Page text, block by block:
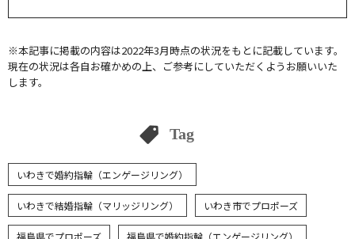
※本記事に掲載の内容は2022年3月時点の状況をもとに記載しています。
現在の状況は各自お確かめの上、ご参考にしていただくようお願いいた
します。
Tag
いわきで婚約指輪（エンゲージリング）
いわきで結婚指輪（マリッジリング） いわき市でプロポーズ